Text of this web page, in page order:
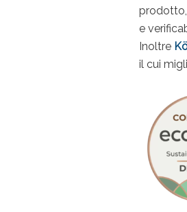
e
Inoltre
il cui